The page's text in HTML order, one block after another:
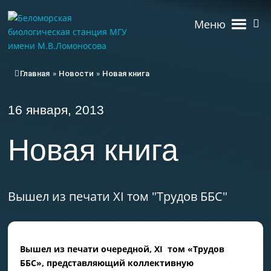
Меню
Главная » Новости » Новая книга
16 января, 2013
Новая книга
Вышел из печати XI том "Трудов ББС"
Вышел из печати очередной, XI том «Трудов
ББС», представляющий коллективную